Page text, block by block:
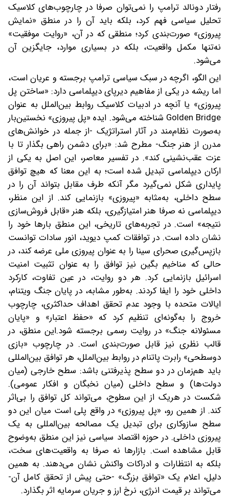
رفتار دونالد ترامپ را نمی‌توان صرفا در چارچوب‌های کلاسیک
تحلیل سیاسی فهم کرد، بلکه باید آن را در منطق «نمایش
پیروزی» صورت‌بندی کرد؛ منطقی که در آن، «روایت موفقیت»
نه‌تنها مکمل واقعیت، بلکه در بسیاری موارد، جایگزین آن
می‌شود.
این الگو، اگرچه در سبک سیاسی ترامپ برجسته و عریان است،
اما ریشه در یکی از مفاهیم دیرپای دیپلماسی دارد: «ساختن پل
پیروزی» یا آنچه در ادبیات کلاسیک روابط بین‌الملل به‌ عنوان
Golden Bridge شناخته می‌شود. ایده «پل پیروزی» نخستین‌بار
به‌صورت نظام‌مند در آثار استراتژیک -از جمله در خوانش‌های
مدرن از هنر جنگ- مطرح شد: «برای دشمن راهی بگذار تا با
عزت عقب‌نشینی کند». در تفسیر معاصر، این اصل به یکی از
ارکان دیپلماسی تبدیل شده است؛ به این معنا که هیچ توافق
پایداری شکل نمی‌گیرد مگر آنکه طرف مقابل بتواند آن را در
سطح داخلی، به‌مثابه «پیروزی» بازنمایی کند. از این منظر،
دیپلماسی نه صرفا هنر امتیازگیری، بلکه هنر «قابل‌ فروش‌سازی
نتیجه» است. در تجربه‌های تاریخی، این منطق بارها خود را
نشان داده است. در توافقات کمپ‌ دیوید، انور سادات توانست
بازپس‌گیری صحرای سینا را به‌ عنوان پیروزی ملی عرضه کند، در
حالی که مناخیم بگین نیز توافق را به‌ عنوان تثبیت امنیت
اسرائیل بازنمایی کرد. هر دو روایت، در عین تفاوت، کارکرد
داخلی خود را ایفا کردند. به‌طور مشابه، در پایان جنگ ویتنام،
ایالات متحده با وجود عدم تحقق اهداف حداکثری، چارچوب
خروج را به‌گونه‌ای تنظیم کرد که «حفظ اعتبار» و «پایان
مسئولانه جنگ» در روایت رسمی برجسته شود.این منطق، در
قالب نظری نیز قابل صورت‌بندی است. در چارچوب «بازی
دوسطحی» رابرت پاتنام در روابط بین‌الملل، هر توافق بین‌المللی
باید هم‌زمان در دو سطح پذیرفتنی باشد: سطح خارجی (میان
دولت‌ها) و سطح داخلی (میان نخبگان و افکار عمومی).
شکست در هریک از این سطوح، می‌تواند کل توافق را بی‌اثر
کند. از همین رو، «پل پیروزی» در واقع پلی است میان این دو
سطح سازوکاری برای تبدیل یک مصالحه بین‌المللی به یک
پیروزی داخلی. در حوزه اقتصاد سیاسی نیز این منطق به‌وضوح
قابل مشاهده است. بازارها نه صرفا به واقعیت‌های سخت،
بلکه به انتظارات و ادراکات واکنش نشان می‌دهند. به همین
دلیل، اعلام یک «توافق بزرگ» -حتی پیش از تحقق کامل آن-
می‌تواند بر قیمت انرژی، نرخ ارز و جریان سرمایه اثر بگذارد.